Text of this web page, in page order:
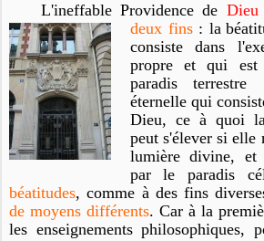
L'ineffable Providence de Dieu
deux fins: la
consiste dans
propre et qui est
paradis
éternelle qui
Dieu, ce à quoi
peut s'élever si elle
lumière divine, et
par le paradis
béatitudes, comme à des fins
de moyens différents. Car à la
les enseignements philosophiques,